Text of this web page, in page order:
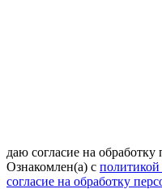
даю согласие на
Ознакомлен(а) с
согласие на обработку